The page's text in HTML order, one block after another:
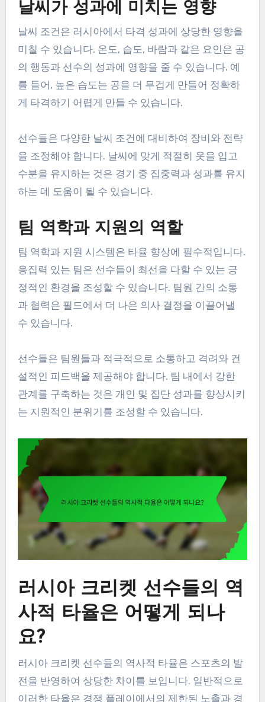
날씨가 성과에 미치는 영향
날씨 조건은 러시아에서 타격 성과에 상당한 영향을
미칠 수 있습니다. 온도, 습도, 바람과 같은 요인은 공
의 행동과 선수의 성과에 영향을 줄 수 있습니다. 예
를 들어, 높은 습도는 공을 더 무겁게 만들어 정확하
게 타격하기 어렵게 만들 수 있습니다.
선수들은 다양한 날씨 조건에 대비하여 장비와 전략
을 조정해야 합니다. 날씨에 맞게 적절히 옷을 입고
수분을 유지하는 것은 경기 중 집중력과 성과를 유지
하는 데 도움이 될 수 있습니다.
팀 역학과 지원의 역할
팀 역학과 지원 시스템은 타율 향상에 필수적입니다.
응집력 있는 팀은 선수들이 최선을 다할 수 있는 긍
정적인 환경을 조성할 수 있습니다. 팀원 간의 소통
과 협력은 필드에서 더 나은 의사 결정을 이끌어낼
수 있습니다.
선수들은 팀원들과 적극적으로 소통하고 격려와 건
설적인 피드백을 제공해야 합니다. 팀 내에서 강한
관계를 구축하는 것은 개인 및 집단 성과를 향상시키
는 지원적인 분위기를 조성할 수 있습니다.
러시아 크리켓 선수들의 역
사적 타율은 어떻게 되나
요?
러시아 크리켓 선수들의 역사적 타율은 스포츠의 발
전을 반영하여 상당한 차이를 보입니다. 일반적으로
이러한 타율은 경쟁 플레이에서의 제한된 노출과 경